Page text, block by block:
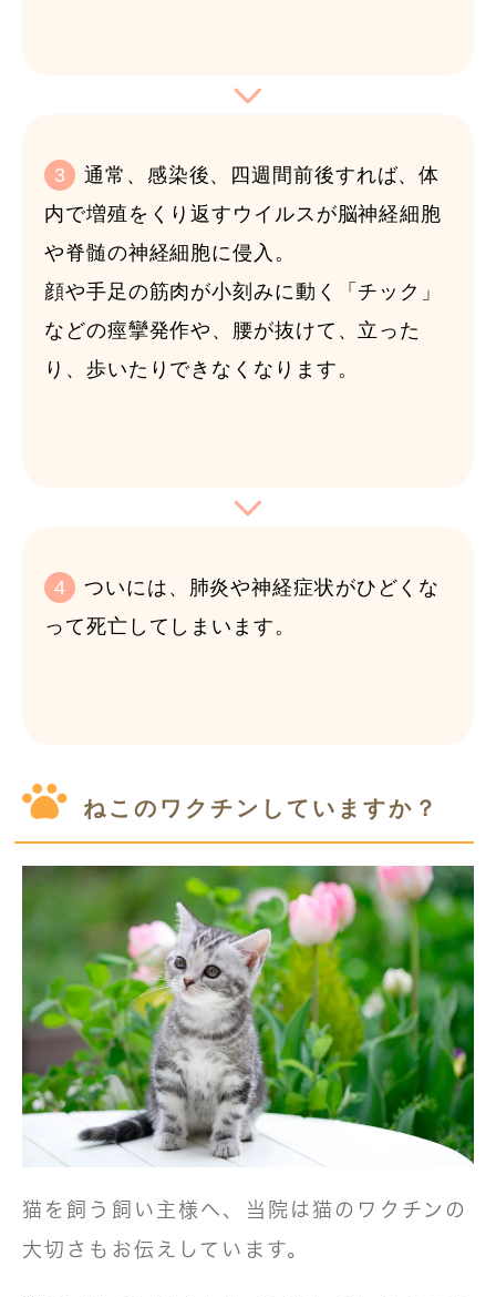
3
通常、感染後、四週間前後すれば、体
内で増殖をくり返すウイルスが脳神経細胞
や脊髄の神経細胞に侵入。
顔や手足の筋肉が小刻みに動く「チック」
などの痙攣発作や、腰が抜けて、立った
り、歩いたりできなくなります。
4
ついには、肺炎や神経症状がひどくな
って死亡してしまいます。
ねこのワクチンしていますか？
猫を飼う飼い主様へ、当院は猫のワクチンの
大切さもお伝えしています。